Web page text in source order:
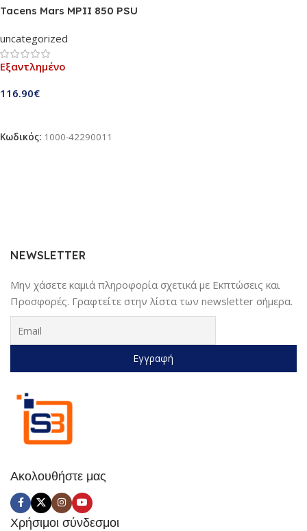
Tacens Mars MPII 850 PSU
uncategorized
Εξαντλημένο
116.90€
Κωδικός: 1000-42290011
Ακολουθήστε μας
Χρήσιμοι σύνδεσμοι
NEWSLETTER
Μην χάσετε καμιά πληροφορία σχετικά με Εκπτώσεις και
Προσφορές. Γραφτείτε στην λίστα των newsletter σήμερα.